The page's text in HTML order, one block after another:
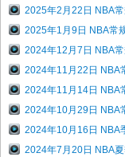
2025年2月22日 NBA
2025年1月9日 NBA常
2024年12月7日 NBA
2024年11月22日 NBA
2024年11月14日 NBA
2024年10月29日 NBA
2024年10月16日 NBA
2024年7月20日 NBA